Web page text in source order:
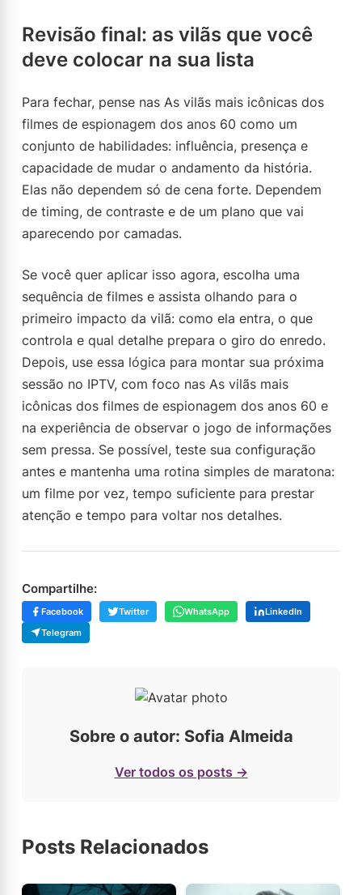
Revisão final: as vilãs que você
deve colocar na sua lista
Para fechar, pense nas As vilãs mais icônicas dos
filmes de espionagem dos anos 60 como um
conjunto de habilidades: influência, presença e
capacidade de mudar o andamento da história.
Elas não dependem só de cena forte. Dependem
de timing, de contraste e de um plano que vai
aparecendo por camadas.
Se você quer aplicar isso agora, escolha uma
sequência de filmes e assista olhando para o
primeiro impacto da vilã: como ela entra, o que
controla e qual detalhe prepara o giro do enredo.
Depois, use essa lógica para montar sua próxima
sessão no IPTV, com foco nas As vilãs mais
icônicas dos filmes de espionagem dos anos 60 e
na experiência de observar o jogo de informações
sem pressa. Se possível, teste sua configuração
antes e mantenha uma rotina simples de maratona:
um filme por vez, tempo suficiente para prestar
atenção e tempo para voltar nos detalhes.
Compartilhe:
Facebook Twitter WhatsApp
LinkedIn
Telegram
Sobre o autor: Sofia Almeida
Ver todos os posts →
Posts Relacionados